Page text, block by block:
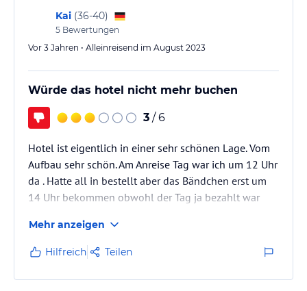
Kai (36-40)
5 Bewertungen
Vor 3 Jahren • Alleinreisend im August 2023
Würde das hotel nicht mehr buchen
3 / 6
Hotel ist eigentlich in einer sehr schönen Lage. Vom
Aufbau sehr schön. Am Anreise Tag war ich um 12 Uhr
da . Hatte all in bestellt aber das Bändchen erst um
14 Uhr bekommen obwohl der Tag ja bezahlt war
Mehr anzeigen
Hilfreich Teilen